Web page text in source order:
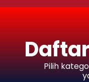
Pilih